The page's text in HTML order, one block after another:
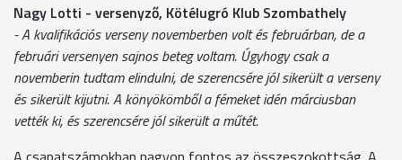
Nagy Lotti - versenyző, Kötélugró Klub Szombathely
- A kvalifikációs verseny novemberben volt és februárban, de a
februári versenyen sajnos beteg voltam. Úgyhogy csak a
novemberin tudtam elindulni, de szerencsére jól sikerült a verseny
és sikerült kijutni. A könyökömből a fémeket idén márciusban
vették ki, és szerencsére jól sikerült a műtét.